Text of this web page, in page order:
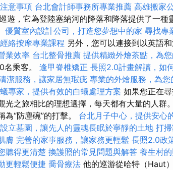
意事項 台北會計師事務所專業推薦 高雄搬家
遊，它為登陸塞納河的降落和降落提供了一種
優質室內設計公司，打造您夢想中的家 尋找專
經絡按摩專業課程 另外，您可以連接到以英語
業效率 台北整骨推薦 提供精緻外燴茶點，為
乘客。 逢甲脊椎矯正 長照2.0計畫解讀，如
潔服務，讓家居無瑕疵 專業的外燴服務，為
專家，提供有效的白蟻處理方案 如果您正在
光之旅相比的理想選擇，每天都有大量的人群
“防塵碗”的打擊。 台北月子中心，提供安心
設立墓園，讓先人的靈魂長眠於寧靜的土地 打
膚 完善的家事服務，讓家務更輕鬆 長照2.0政
聽得更清楚 換護照的常見問題與解答 養生村
更輕鬆便捷 喬骨療法 他的巡游從哈特（Haut